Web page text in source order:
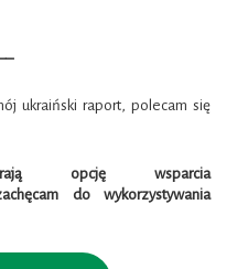
ukraiński raport, polecam się
opcję wsparcia
do wykorzystywania